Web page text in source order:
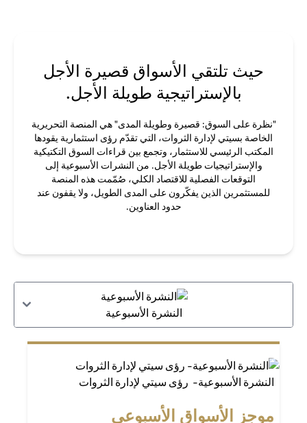
حيث تلتقي الأسواق قصيرة الأجل
بالإستراتيجية طويلة الأجل.
"نظرة على السوق: قصيرة وطويلة المدى" هي المنصة التحريرية
الخاصة بسيتي لإدارة الثروات، التي تقدّم رؤى استثمارية يقودها
المكتب الرئيسي للاستثمار، وتجمع بين قراءات السوق التكتيكية
والإستراتيجيات طويلة الأجل. من النشرات الأسبوعية إلى
التوقعات الفصلية للاقتصاد الكلي، صُمّمت هذه المنصة
للمستثمرين الذين يفكّرون على المدى الطويل، ولا يقفون عند
حدود العناوين.
النشرة الأسبوعية
النشرة الأسبوعية- رؤى سيتي لإدارة الثروات
موجز الأسواق الأسبوعي